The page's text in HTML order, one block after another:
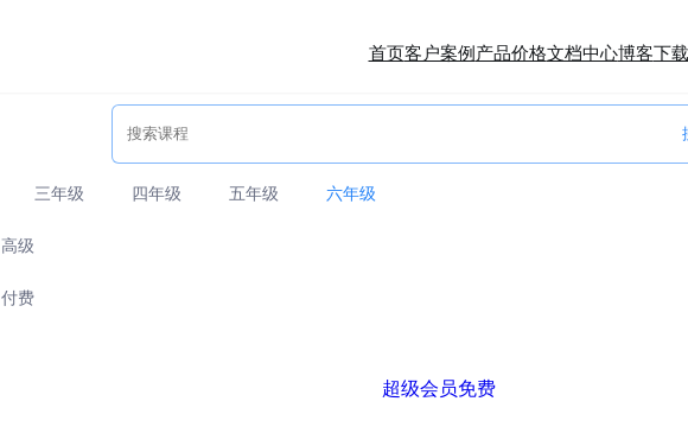
首页客户案例产品价格文档中心博客下载
三年级 四年级 五年级 六年级
高级
付费
超级会员免费